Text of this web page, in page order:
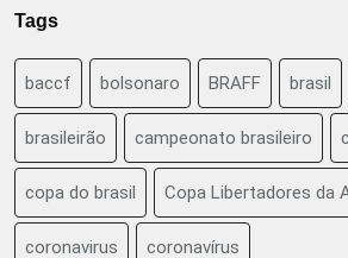
Tags
baccf bolsonaro BRAFF brasil
brasileirão campeonato brasileiro
copa do brasil Copa Libertadores da
coronavirus coronavírus